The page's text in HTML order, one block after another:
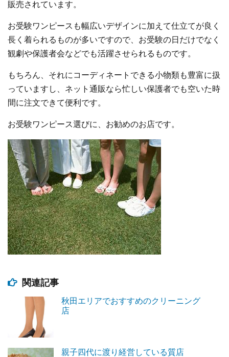
販売されています。
お受験ワンピースも幅広いデザインに加えて仕立てが良く
長く着られるものが多いですので、お受験の日だけでなく
観劇や保護者会などでも活躍させられるものです。
もちろん、それにコーディネートできる小物類も豊富に扱
っていますし、ネット通販なら忙しい保護者でも空いた時
間に注文できて便利です。
お受験ワンピース選びに、お勧めのお店です。
関連記事
秋田エリアでおすすめのクリーニング
店
親子四代に渡り経営している質店